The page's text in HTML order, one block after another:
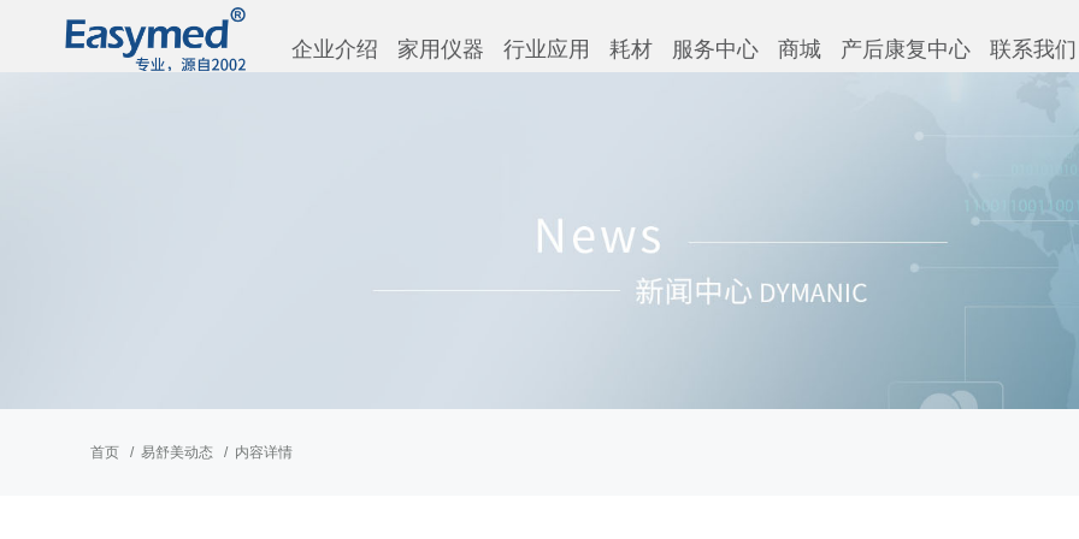
企业介绍 家用仪器 行业应用 耗材 服务中心 商城 产后康复中心 联系我们
首页 易舒美动态 内容详情